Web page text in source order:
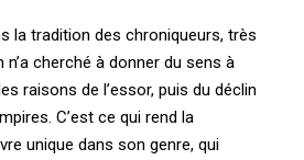
la tradition des chroniqueurs, très
n’a cherché à donner du sens à
raisons de l’essor, puis du déclin
C’est ce qui rend la
unique dans son genre, qui